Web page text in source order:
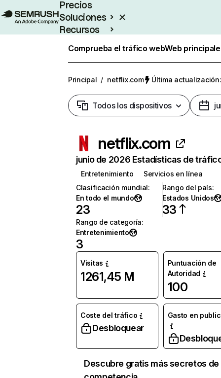
Precios
Soluciones
Recursos
Comprueba el tráfico webWeb
Principal / netflix.com Última
Todos los dispositivos
netflix.com
junio de 2026 Estadísticas de
Entretenimiento
Servicios en línea
Clasificación mundial:
En todo el mundo
23
Rango del país:
Estados Unidos
33
Rango de categoría:
Entretenimiento
3
Visitas
1261,45 M
Puntuación de
Autoridad
100
Coste del tráfico
Desbloquear
Gasto en
Descubre gratis más secretos de